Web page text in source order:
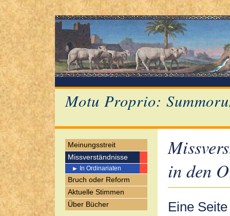
Motu Proprio:
Meinungsstreit
Missverständnisse
In Ordinariaten
Bruch oder Reform
Aktuelle Stimmen
Über Bücher
in den
Eine